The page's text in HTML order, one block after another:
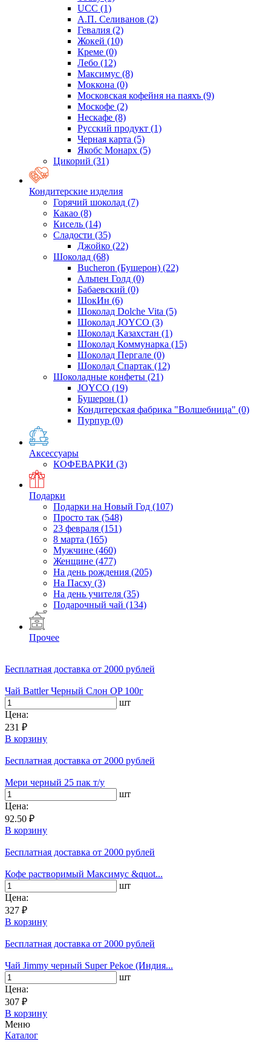
UCC (1)
А.П. Селиванов (2)
Гевалия (2)
Жокей (10)
Креме (0)
Лебо (12)
Максимус (8)
Моккона (0)
Московская кофейня на паяхъ (9)
Москофе (2)
Нескафе (8)
Русский продукт (1)
Черная карта (5)
Якобс Монарх (5)
Цикорий (31)
Кондитерские изделия
Горячий шоколад (7)
Какао (8)
Кисель (14)
Сладости (35)
Джойко (22)
Шоколад (68)
Bucheron (Бушерон) (22)
Альпен Голд (0)
Бабаевский (0)
ШокИн (6)
Шоколад Dolche Vita (5)
Шоколад JOYCO (3)
Шоколад Казахстан (1)
Шоколад Коммунарка (15)
Шоколад Пергале (0)
Шоколад Спартак (12)
Шоколадные конфеты (21)
JOYCO (19)
Бушерон (1)
Кондитерская фабрика "Волшебница" (0)
Пурпур (0)
Аксессуары
КОФЕВАРКИ (3)
Подарки
Подарки на Новый Год (107)
Просто так (548)
23 февраля (151)
8 марта (165)
Мужчине (460)
Женщине (477)
На день рождения (205)
На Пасху (3)
На день учителя (35)
Подарочный чай (134)
Прочее
Бесплатная доставка от 2000 рублей
Чай Battler Черный Слон OP 100г
шт
Цена:
231 ₽
В корзину
Бесплатная доставка от 2000 рублей
Мери черный 25 пак т/у
шт
Цена:
92.50 ₽
В корзину
Бесплатная доставка от 2000 рублей
Кофе растворимый Максимус &quot...
шт
Цена:
327 ₽
В корзину
Бесплатная доставка от 2000 рублей
Чай Jimmy черный Super Pekoe (Индия...
шт
Цена:
307 ₽
В корзину
Меню
Каталог